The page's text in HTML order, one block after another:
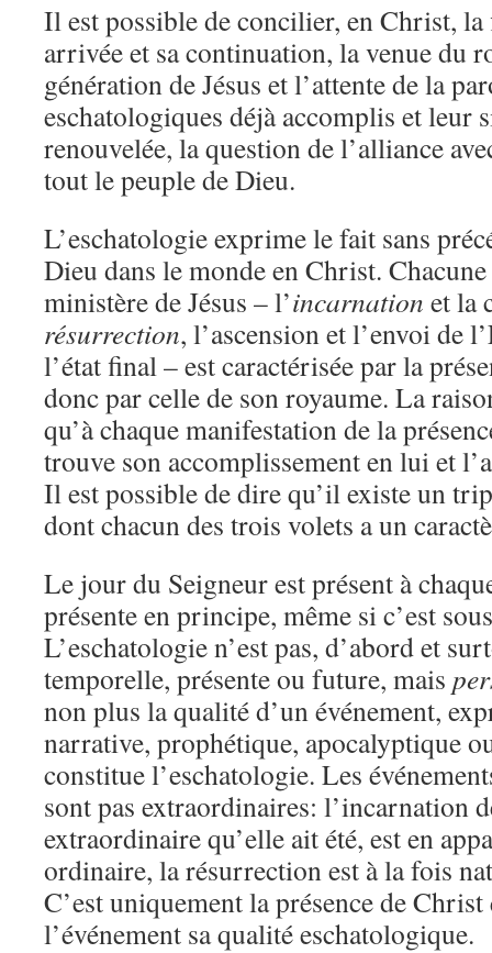
Il est possible de concilier, en Christ,
arrivée et sa continuation, la venue du
génération de Jésus et l’attente de la
eschatologiques déjà accomplis et leur
renouvelée, la question de l’alliance
tout le peuple de Dieu.
L’eschatologie exprime le fait sans
Dieu dans le monde en Christ.
ministère de Jésus – l’incarnation et la
résurrection, l’ascension et l’envoi de
l’état final – est caractérisée par la
donc par celle de son royaume. La
qu’à chaque manifestation de la
trouve son accomplissement en lui et
Il est possible de dire qu’il existe un
dont chacun des trois volets a un
Le jour du Seigneur est présent à
présente en principe, même si c’est
L’eschatologie n’est pas, d’abord et
temporelle, présente ou future, mais
non plus la qualité d’un événement,
narrative, prophétique, apocalyptique
constitue l’eschatologie. Les
sont pas extraordinaires: l’incarnation
extraordinaire qu’elle ait été, est en
ordinaire, la résurrection est à la fois
C’est uniquement la présence de
l’événement sa qualité eschatologique.